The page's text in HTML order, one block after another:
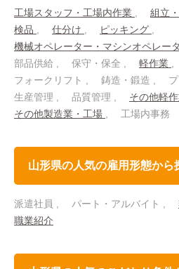
工場スタッフ・工場内作業 組立
検品
仕分け
ピッキング
機械オペレーター・マシンオペレー
部品供給
保守・保全 軽作業
フォークリフト
鋳造・鍛造
生産管理
品質管理
その他軽
その他製造業・工場
工場内事務
山形県の人気の雇用形態から
派遣社員 パート・アルバイト
職業紹介